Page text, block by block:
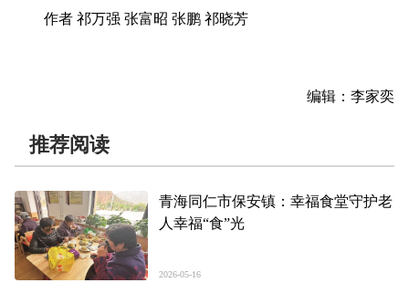
作者 祁万强 张富昭 张鹏 祁晓芳
编辑：李家奕
推荐阅读
青海同仁市保安镇：幸福食堂守护老
人幸福“食”光
2026-05-16